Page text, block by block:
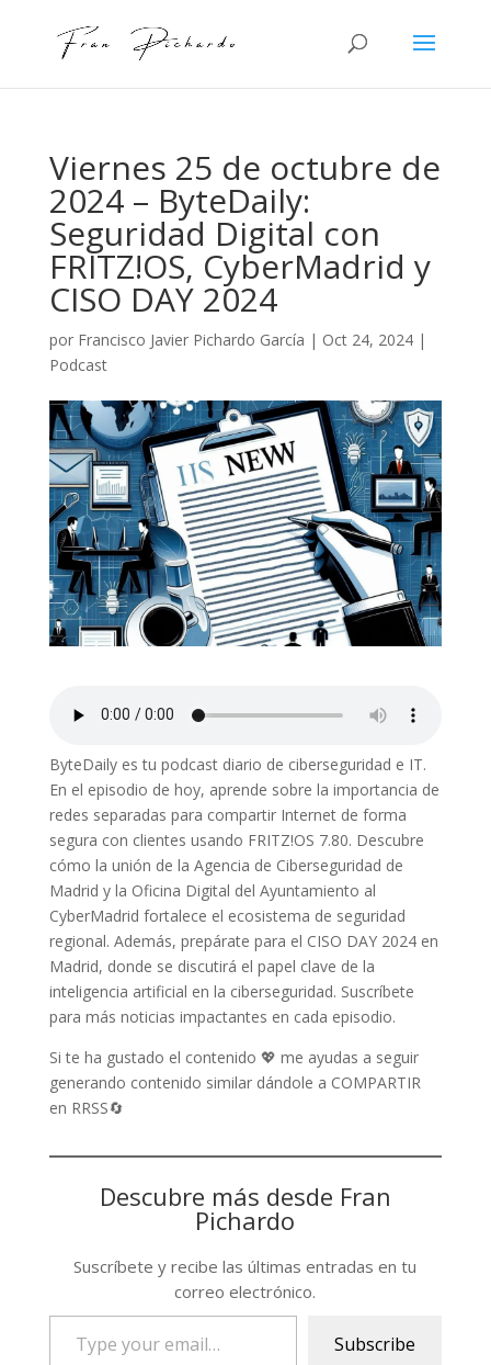
Viernes 25 de octubre de
2024 – ByteDaily:
Seguridad Digital con
FRITZ!OS, CyberMadrid y
CISO DAY 2024
por Francisco Javier Pichardo García | Oct 24, 2024|
Podcast
ByteDaily es tu podcast diario de ciberseguridad e IT.
En el episodio de hoy, aprende sobre la importancia de
redes separadas para compartir Internet de forma
segura con clientes usando FRITZ!OS 7.80. Descubre
cómo la unión de la Agencia de Ciberseguridad de
Madrid y la Oficina Digital del Ayuntamiento al
CyberMadrid fortalece el ecosistema de seguridad
regional. Además, prepárate para el CISO DAY 2024 en
Madrid, donde se discutirá el papel clave de la
inteligencia artificial en la ciberseguridad. Suscríbete
para más noticias impactantes en cada episodio.
Si te ha gustado el contenido 💖 me ayudas a seguir
generando contenido similar dándole a COMPARTIR
en RRSS🔄
Descubre más desde Fran
Pichardo
Suscríbete y recibe las últimas entradas en tu
correo electrónico.
Subscribe